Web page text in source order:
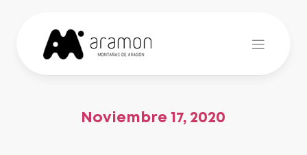
Noviembre 17, 2020